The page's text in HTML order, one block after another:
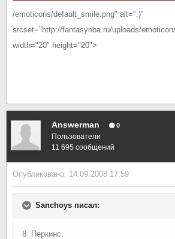
/emoticons/default_smile.png" alt=":)"
srcset="http://fantasynba.ru/uploads/
width="20" height="20">
Answerman 0
Пользователи
11 695 сообщений
Опубликовано: 14.09.2008 17:59
Sanchoys писал:
8. Перкинс.